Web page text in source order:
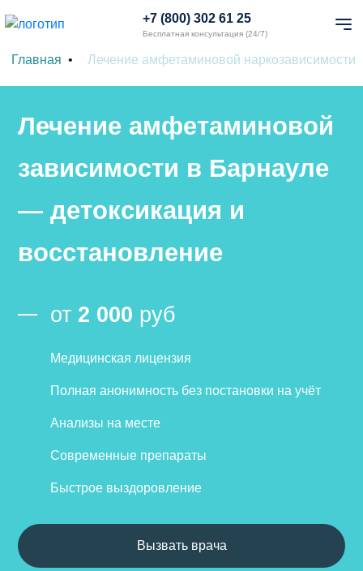
+7 (800) 302 61 25
Бесплатная консультация (24/7)
Главная Лечение амфетаминовой наркозависимости
Лечение амфетаминовой
зависимости в Барнауле
— детоксикация и
восстановление
от 2 000 руб
Медицинская лицензия
Полная анонимность без постановки на учёт
Анализы на месте
Современные препараты
Быстрое выздоровление
Вызвать врача